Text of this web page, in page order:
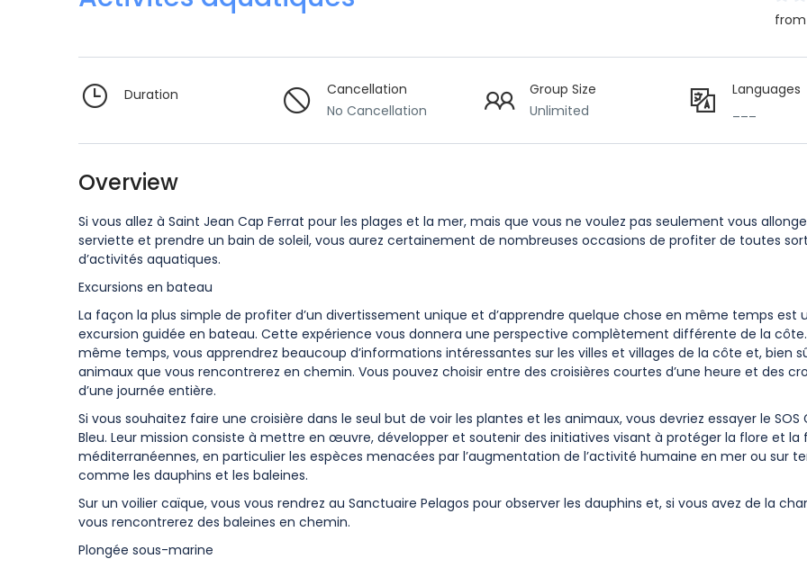
Duration
Cancellation
No Cancellation
Group Size
Unlimited
Languages
Overview
Si vous allez à Saint Jean Cap Ferrat pour les plages et la mer, mais que vous ne voulez pas seulement vous
serviette et prendre un bain de soleil, vous aurez certainement de nombreuses occasions de profiter de toutes
d’activités aquatiques.
Excursions en bateau
La façon la plus simple de profiter d’un divertissement unique et d’apprendre quelque chose en même temps est
excursion guidée en bateau. Cette expérience vous donnera une perspective complètement différente de la côte.
même temps, vous apprendrez beaucoup d’informations intéressantes sur les villes et villages de la côte et, bien
animaux que vous rencontrerez en chemin. Vous pouvez choisir entre des croisières courtes d’une heure et des
d’une journée entière.
Si vous souhaitez faire une croisière dans le seul but de voir les plantes et les animaux, vous devriez essayer le SOS
Bleu. Leur mission consiste à mettre en œuvre, développer et soutenir des initiatives visant à protéger la flore et la
méditerranéennes, en particulier les espèces menacées par l’augmentation de l’activité humaine en mer ou sur
comme les dauphins et les baleines.
Sur un voilier caïque, vous vous rendrez au Sanctuaire Pelagos pour observer les dauphins et, si vous avez de la
vous rencontrerez des baleines en chemin.
Plongée sous-marine